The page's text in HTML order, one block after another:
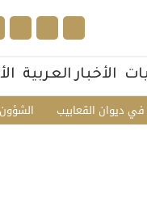
الأخبار العربية
الشؤون القعابيب